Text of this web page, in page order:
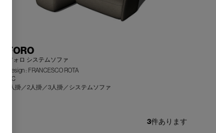
FORO
フォロ システムソファ
Design : FRANCESCO ROTA
IXC
1人掛／2人掛／3人掛／システムソファ
3件あります